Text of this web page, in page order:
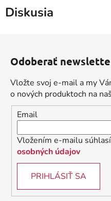
Diskusia
Odoberať
Vložte svoj e-mail a my
o nových produktoch na
Email
Vložením e-mailu
osobných údajov
PRIHLÁSIŤ SA